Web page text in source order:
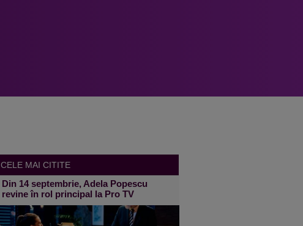
CELE MAI CITITE
Din 14 septembrie, Adela Popescu
revine în rol principal la Pro TV